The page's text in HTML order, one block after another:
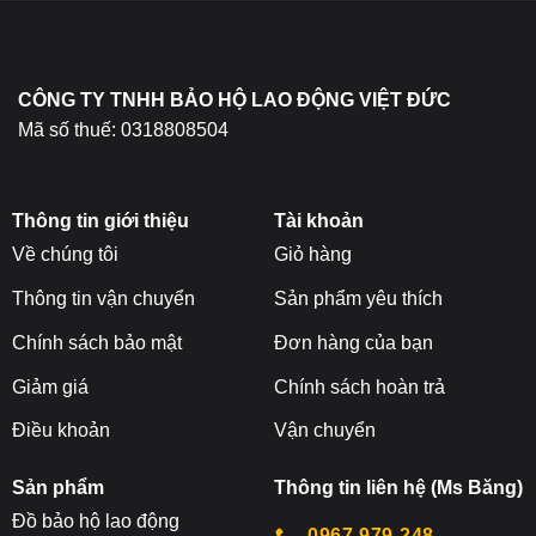
phẩm
CÔNG TY TNHH BẢO HỘ LAO ĐỘNG VIỆT ĐỨC
Mã số thuế: 0318808504
Thông tin giới thiệu
Về chúng tôi
Thông tin vận chuyển
Chính sách bảo mật
Giảm giá
Điều khoản
Tài khoản
Giỏ hàng
Sản phẩm yêu thích
Đơn hàng của bạn
Chính sách hoàn trả
Vận chuyển
Sản phẩm
Đồ bảo hộ lao động
Thông tin liên hệ (Ms Băng)